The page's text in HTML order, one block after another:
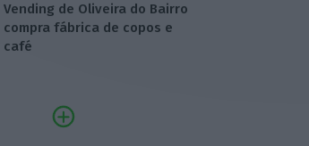
Vending de Oliveira do Bairro
compra fábrica de copos e
café